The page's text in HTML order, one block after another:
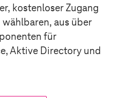
kostenloser Zugang
aus über
für
Aktive Directory und